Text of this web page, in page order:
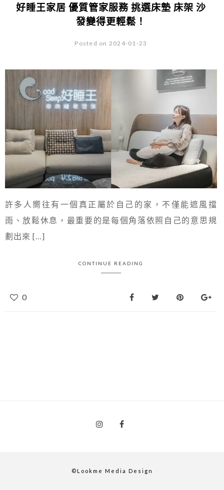
好睡王家居 優質管家服務 挑選床墊 床架 沙
發變得更輕鬆！
Posted on 2024-01-23
許多人嚮往有一個真正屬於自己的家，不僅能遮風擋
雨、放鬆休息，最重要的是每個角落依照自己的意思規
劃出來 […]
CONTINUE READING
0
©Lookme Media Design